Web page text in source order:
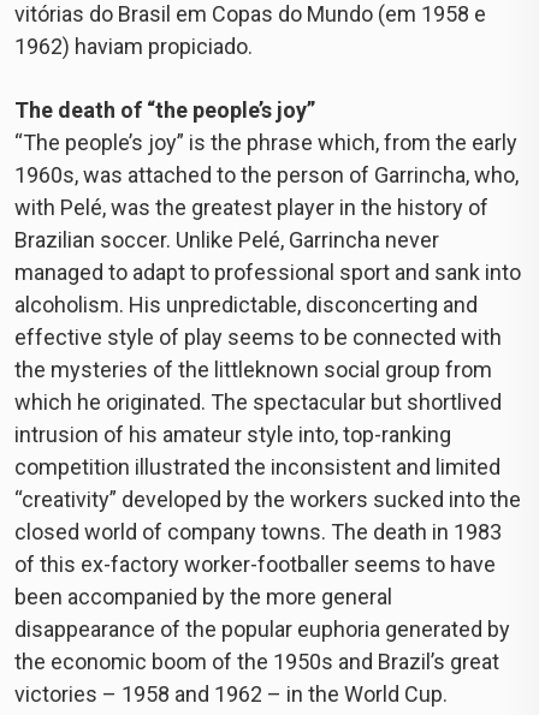
vitórias do Brasil em Copas do Mundo (em 1958 e
1962) haviam propiciado.
The death of “the people’s joy”
“The people’s joy” is the phrase which, from the early
1960s, was attached to the person of Garrincha, who,
with Pelé, was the greatest player in the history of
Brazilian soccer. Unlike Pelé, Garrincha never
managed to adapt to professional sport and sank into
alcoholism. His unpredictable, disconcerting and
effective style of play seems to be connected with
the mysteries of the littleknown social group from
which he originated. The spectacular but shortlived
intrusion of his amateur style into, top-ranking
competition illustrated the inconsistent and limited
“creativity” developed by the workers sucked into the
closed world of company towns. The death in 1983
of this ex-factory worker-footballer seems to have
been accompanied by the more general
disappearance of the popular euphoria generated by
the economic boom of the 1950s and Brazil’s great
victories – 1958 and 1962 – in the World Cup.